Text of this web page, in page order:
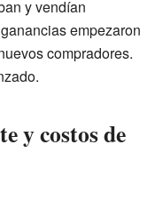
y vendían
empezaron
compradores.
y costos de